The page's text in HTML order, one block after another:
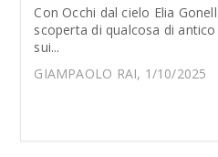
Con Occhi dal cielo Elia
scoperta di qualcosa di
sui...
GIAMPAOLO RAI, 1/10/2025